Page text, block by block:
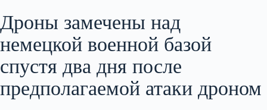
Дроны замечены над
немецкой военной базой
спустя два дня после
предполагаемой атаки дроном